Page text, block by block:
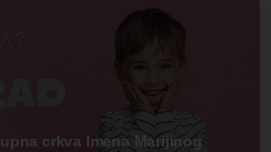
crkva Imena Marijinog